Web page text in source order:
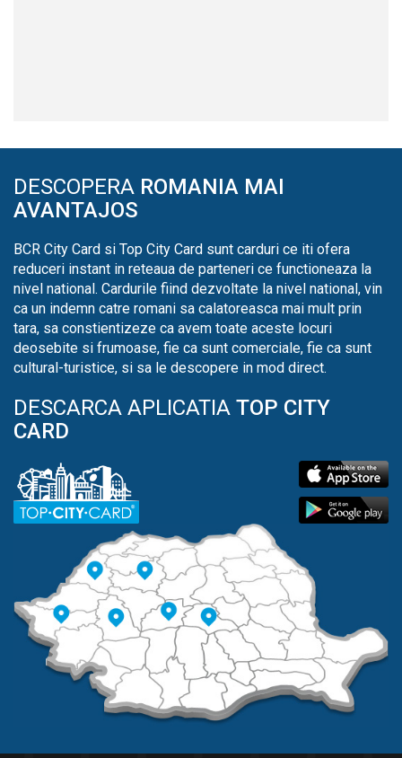
DESCOPERA ROMANIA MAI
AVANTAJOS
BCR City Card si Top City Card sunt carduri ce iti ofera
reduceri instant in reteaua de parteneri ce functioneaza la
nivel national. Cardurile fiind dezvoltate la nivel national, vin
ca un indemn catre romani sa calatoreasca mai mult prin
tara, sa constientizeze ca avem toate aceste locuri
deosebite si frumoase, fie ca sunt comerciale, fie ca sunt
cultural-turistice, si sa le descopere in mod direct.
DESCARCA APLICATIA TOP CITY
CARD